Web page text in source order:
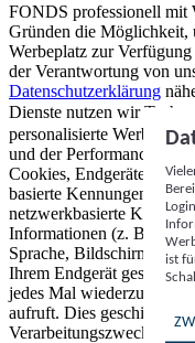
FONDS professionell mit
Gründen die Möglichkeit,
Werbeplatz zur
der Verantwortung von
Datenschutzerklärung
Dienste nutzen wir
personalisierte Werbung
und der Performance von
Cookies, Endgeräte-
basierte Kennungen,
netzwerkbasierte
Informationen (z. B.
Sprache,
Ihrem Endgerät
jedes Mal
aufruft. Dies geschieht für
Verarbeitungszwecke.
ist